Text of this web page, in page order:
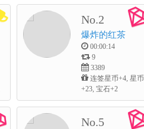
No.2
爆炸的红茶
00:00:14
9
3389
连签星币+4, 星币
+23, 宝石+2
No.5